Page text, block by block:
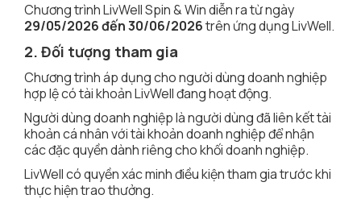
Chương trình LivWell Spin & Win diễn ra từ ngày
29/05/2026 đến 30/06/2026trên ứng dụng LivWell.
2. Đối tượng tham gia
Chương trình áp dụng cho người dùng doanh nghiệp
hợp lệ có tài khoản LivWell đang hoạt động.
Người dùng doanh nghiệp là người dùng đã liên kết tài
khoản cá nhân với tài khoản doanh nghiệp để nhận
các đặc quyền dành riêng cho khối doanh nghiệp.
LivWell có quyền xác minh điều kiện tham gia trước khi
thực hiện trao thưởng.